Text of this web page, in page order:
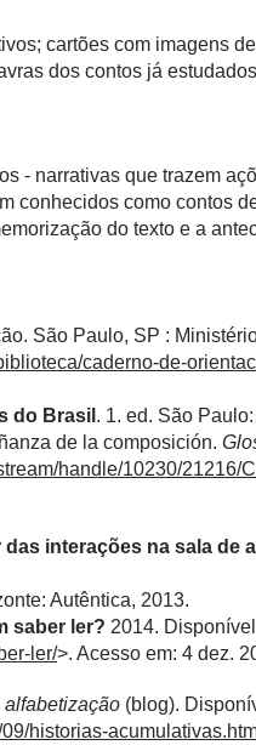
cartões com imagens
dos contos já
- narrativas que trazem
conhecidos como contos
do texto e a
São Paulo, SP :
caderno-de-
do Brasil . 1. ed. São
de la composición.
handle/10230/21216/
das interações na sala de
Autêntica, 2013.
saber ler? 2014.
ler/>. Acesso em: 4 dez.
alfabetização (blog).
historias-